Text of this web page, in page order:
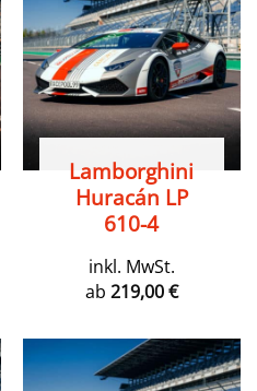
Lamborghini
Huracán LP
610-4
inkl. MwSt.
ab 219,00€